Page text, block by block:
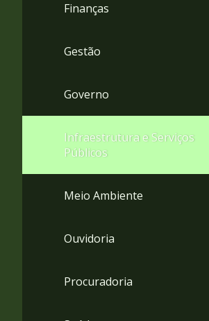
Finanças
Gestão
Governo
Infraestrutura e Serviços
Públicos
Meio Ambiente
Ouvidoria
Procuradoria